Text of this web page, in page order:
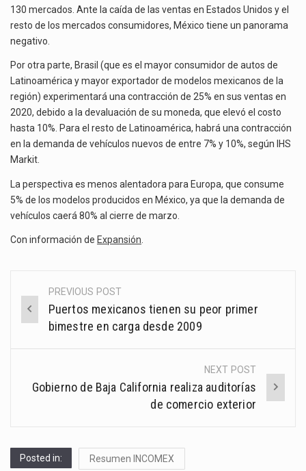
130 mercados. Ante la caída de las ventas en Estados Unidos y el
resto de los mercados consumidores, México tiene un panorama
negativo.
Por otra parte, Brasil (que es el mayor consumidor de autos de
Latinoamérica y mayor exportador de modelos mexicanos de la
región) experimentará una contracción de 25% en sus ventas en
2020, debido a la devaluación de su moneda, que elevó el costo
hasta 10%. Para el resto de Latinoamérica, habrá una contracción
en la demanda de vehículos nuevos de entre 7% y 10%, según IHS
Markit.
La perspectiva es menos alentadora para Europa, que consume
5% de los modelos producidos en México, ya que la demanda de
vehículos caerá 80% al cierre de marzo.
Con información de Expansión.
Post
navigation
PREVIOUS POST
Puertos mexicanos tienen su peor primer
bimestre en carga desde 2009
NEXT POST
Gobierno de Baja California realiza auditorías
de comercio exterior
Posted in: Resumen INCOMEX